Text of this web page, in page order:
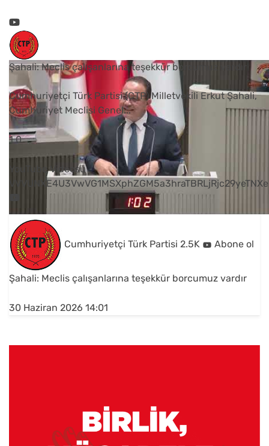
Şahali: Meclis çalışanlarına teşekkür borcumuz vardır
Cumhuriyetçi Türk Partisi (CTP) Milletvekili Erkut Şahali,
Cumhuriyet Meclisi Genel...
1 0
YouTube Videosu
Cumhuriyetçi Türk Partisi 2.5K Abone ol
Şahali: Meclis çalışanlarına teşekkür borcumuz vardır
30 Haziran 2026 14:01